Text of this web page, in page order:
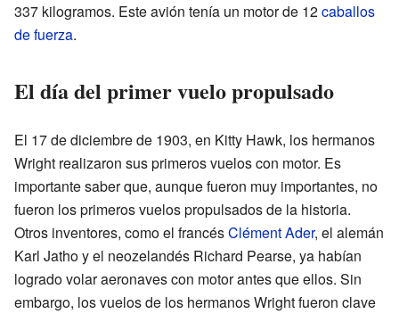
337 kilogramos. Este avión tenía un motor de 12caballos
de fuerza.
El día del primer vuelo propulsado
El 17 de diciembre de 1903, en Kitty Hawk, los hermanos
Wright realizaron sus primeros vuelos con motor. Es
importante saber que, aunque fueron muy importantes, no
fueron los primeros vuelos propulsados de la historia.
Otros inventores, como el francésClément Ader, el alemán
Karl Jatho y el neozelandés Richard Pearse, ya habían
logrado volar aeronaves con motor antes que ellos. Sin
embargo, los vuelos de los hermanos Wright fueron clave